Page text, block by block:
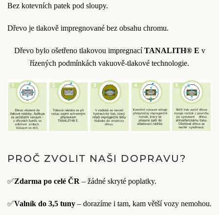
Bez kotevních patek pod sloupy.
Dřevo je tlakově impregnované bez obsahu chromu.
Dřevo bylo ošetřeno tlakovou impregnacíTANALITH® E v
řízených podmínkách vakuově-tlakové technologie.
PROČ ZVOLIT NAŠI DOPRAVU?
✅Zdarma po celé ČR – žádné skryté poplatky.
✅Valník do 3,5 tuny – dorazíme i tam, kam větší vozy nemohou.